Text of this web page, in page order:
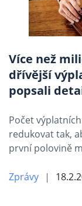
Více než
dřívější
popsali
Počet
redukovat tak,
první polovině
Zprávy